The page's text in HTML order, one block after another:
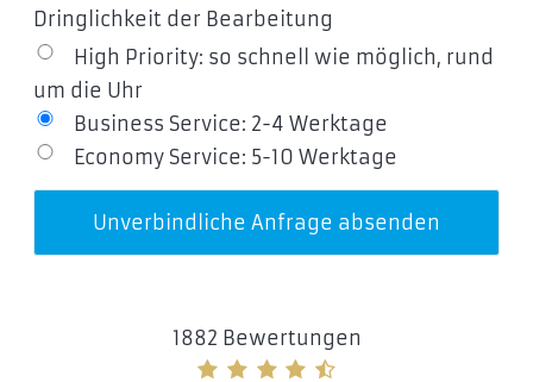
Dringlichkeit der Bearbeitung
High Priority: so schnell wie möglich, rund
um die Uhr
Business Service: 2-4 Werktage
Economy Service: 5-10 Werktage
1882 Bewertungen